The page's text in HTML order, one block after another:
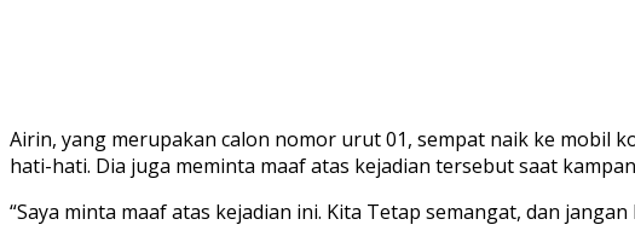
Airin, yang merupakan calon nomor urut 01, sempat naik ke mobil
hati-hati. Dia juga meminta maaf atas kejadian tersebut saat
“Saya minta maaf atas kejadian ini. Kita Tetap semangat, dan